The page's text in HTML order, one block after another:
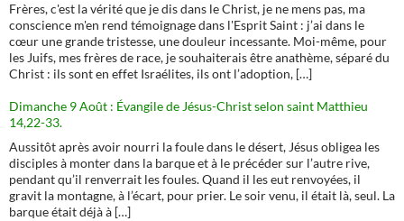
Frères, c'est la vérité que je dis dans le Christ, je ne mens pas, ma
conscience m'en rend témoignage dans l'Esprit Saint : j’ai dans le
cœur une grande tristesse, une douleur incessante. Moi-même, pour
les Juifs, mes frères de race, je souhaiterais être anathème, séparé du
Christ : ils sont en effet Israélites, ils ont l’adoption, […]
Dimanche 9 Août : Évangile de Jésus-Christ selon saint Matthieu
14,22-33.
Aussitôt après avoir nourri la foule dans le désert, Jésus obligea les
disciples à monter dans la barque et à le précéder sur l’autre rive,
pendant qu’il renverrait les foules. Quand il les eut renvoyées, il
gravit la montagne, à l’écart, pour prier. Le soir venu, il était là, seul. La
barque était déjà à […]